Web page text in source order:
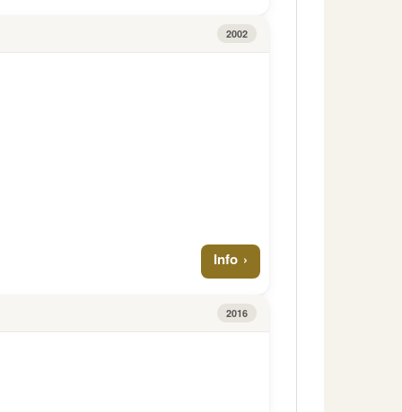
2002
Info
2016